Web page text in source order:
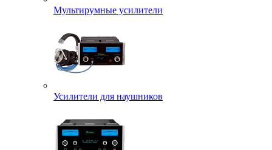
Мультирумные усилители
Усилители для наушников